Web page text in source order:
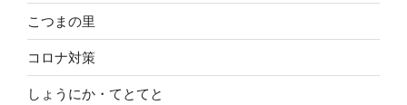
こつまの里
コロナ対策
しょうにか・てとてと